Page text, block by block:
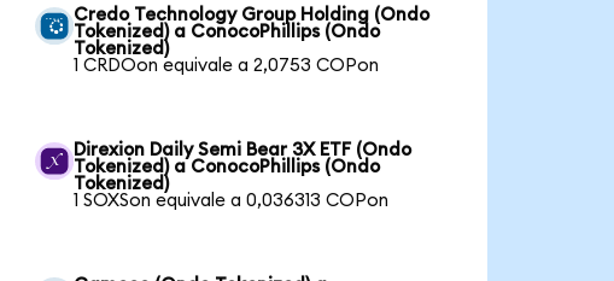
Credo Technology Group Holding (Ondo
Tokenized) a ConocoPhillips (Ondo
Tokenized)
1 CRDOon equivale a 2,0753 COPon
Direxion Daily Semi Bear 3X ETF (Ondo
Tokenized) a ConocoPhillips (Ondo
Tokenized)
1 SOXSon equivale a 0,036313 COPon